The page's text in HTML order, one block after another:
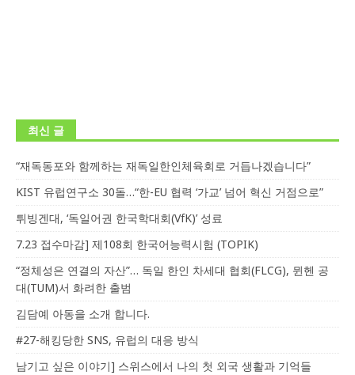
최신 글
“재독동포와 함께하는 재독일한인체육회로 거듭나겠습니다”
KIST 유럽연구소 30돌…“한-EU 협력 ‘가교’ 넘어 혁신 거점으로”
튀빙겐대, ‘독일어권 한국학대회(VfK)’ 성료
7.23 접수마감] 제108회 한국어능력시험 (TOPIK)
“정체성은 연결의 자산”… 독일 한인 차세대 협회(FLCG), 뮌헨 공
대(TUM)서 화려한 출범
김담예 아동을 소개 합니다.
#27-해킹당한 SNS, 유럽의 대응 방식
남기고 싶은 이야기] 스위스에서 나의 첫 외국 생활과 기억들